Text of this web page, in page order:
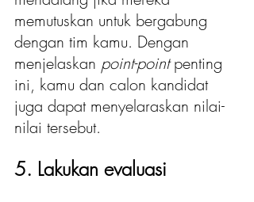
memutuskan untuk bergabung
dengan tim kamu. Dengan
menjelaskan point-point penting
ini, kamu dan calon kandidat
juga dapat menyelaraskan nilai-
nilai tersebut.
5. Lakukan evaluasi